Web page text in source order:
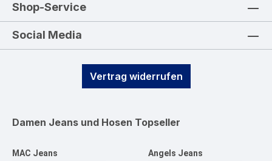
Shop-Service
Social Media
Vertrag widerrufen
Damen Jeans und Hosen Topseller
MAC Jeans Angels Jeans